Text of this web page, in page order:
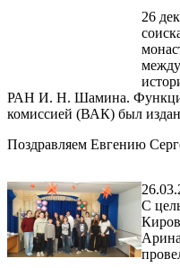
26
РАН И. Н. Шамина. Функции
комиссией (ВАК) был издан
Поздравляем Евгению
С